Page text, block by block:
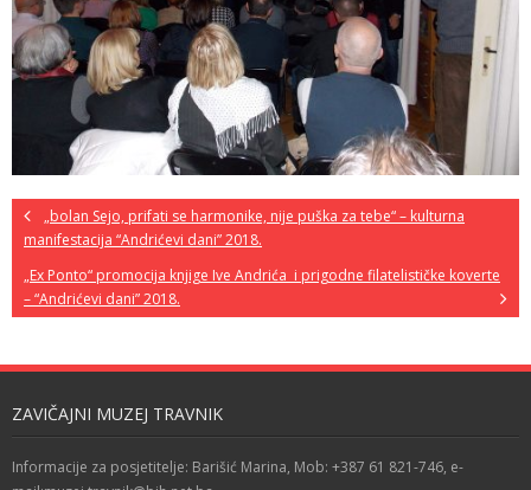
„bolan Sejo, prifati se harmonike, nije puška za tebe“ – kulturna
manifestacija “Andrićevi dani” 2018.
„Ex Ponto“ promocija knjige Ive Andrića i prigodne filatelističke koverte
– “Andrićevi dani” 2018.
ZAVIČAJNI MUZEJ TRAVNIK
Informacije za posjetitelje: Barišić Marina, Mob: +387 61 821-746, e-